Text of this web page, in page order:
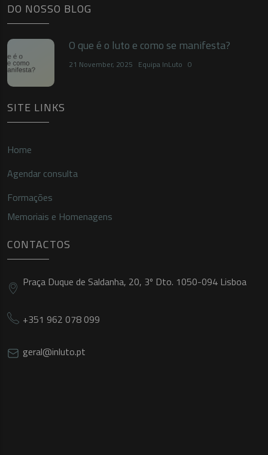
DO NOSSO BLOG
O que é o luto e como se manifesta?
21 November, 2025 Equipa InLuto 0
SITE LINKS
Home
Agendar consulta
Formações
Memoriais e Homenagens
CONTACTOS
Praça Duque de Saldanha, 20, 3º Dto. 1050-094 Lisboa
+351 962 078 099
geral@inluto.pt